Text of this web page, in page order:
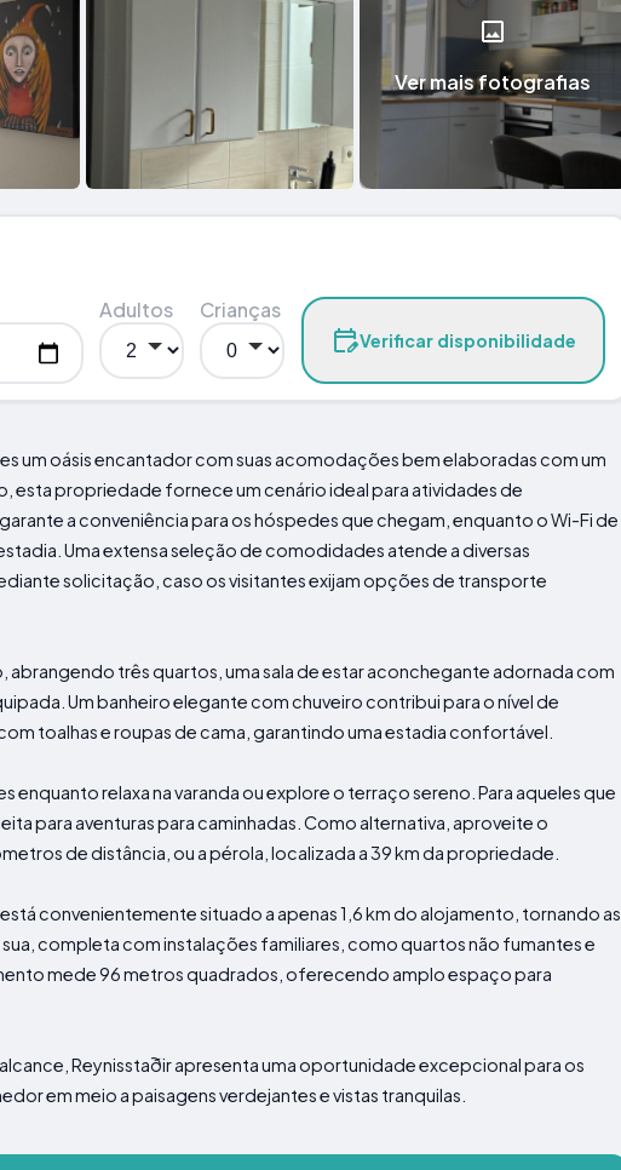
Ver mais fotografias
Adultos Crianças
Verificar disponibilidade
um oásis encantador com suas acomodações bem elaboradas com um
esta propriedade fornece um cenário ideal para atividades de
a conveniência para os hóspedes que chegam, enquanto o Wi-Fi de
Uma extensa seleção de comodidades atende a diversas
solicitação, caso os visitantes exijam opções de transporte
três quartos, uma sala de estar aconchegante adornada com
Um banheiro elegante com chuveiro contribui para o nível de
toalhas e roupas de cama, garantindo uma estadia confortável.
relaxa na varanda ou explore o terraço sereno. Para aqueles que
para aventuras para caminhadas. Como alternativa, aproveite o
de distância, ou a pérola, localizada a 39 km da propriedade.
está convenientemente situado a apenas 1,6 km do alojamento, tornando as
completa com instalações familiares, como quartos não fumantes e
mede 96 metros quadrados, oferecendo amplo espaço para
Reynisstaðir apresenta uma oportunidade excepcional para os
em meio a paisagens verdejantes e vistas tranquilas.